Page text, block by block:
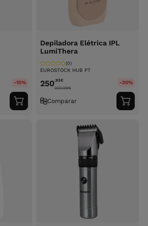
-15%
Adicionar
ao
Depiladora Elétrica IPL
LumiThera
EUROSTOCK HUB PT
(0)
250,93€
325.99€
-20%
Comparar
ao